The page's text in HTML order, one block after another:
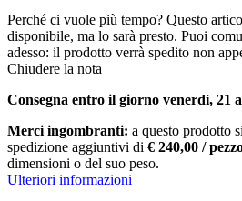
Perché ci vuole più tempo? Questo
disponibile, ma lo sarà presto. Puoi
adesso: il prodotto verrà spedito non
Chiudere la nota
Consegna entro il giorno venerdì, 21
Merci ingombranti: a questo prodotto
spedizione aggiuntivi di € 240,00 /
dimensioni o del suo peso.
Ulteriori informazioni